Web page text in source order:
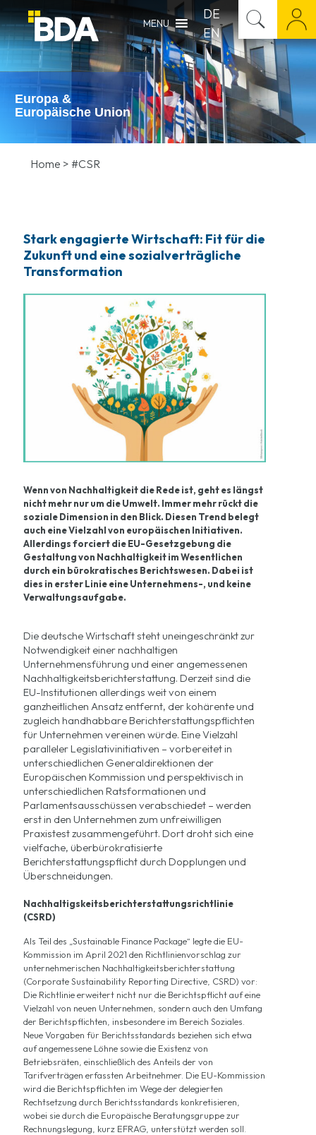
MENU
DE
EN
Europa &
Europäische Union
Home > #CSR
Stark engagierte Wirtschaft: Fit für die
Zukunft und eine sozialverträgliche
Transformation
Wenn von Nachhaltigkeit die Rede ist, geht es längst
nicht mehr nur um die Umwelt. Immer mehr rückt die
soziale Dimension in den Blick. Diesen Trend belegt
auch eine Vielzahl von europäischen Initiativen.
Allerdings forciert die EU-Gesetzgebung die
Gestaltung von Nachhaltigkeit im Wesentlichen
durch ein bürokratisches Berichtswesen. Dabei ist
dies in erster Linie eine Unternehmens-, und keine
Verwaltungsaufgabe.
Die deutsche Wirtschaft steht uneingeschränkt zur
Notwendigkeit einer nachhaltigen
Unternehmensführung und einer angemessenen
Nachhaltigkeitsberichterstattung. Derzeit sind die
EU-Institutionen allerdings weit von einem
ganzheitlichen Ansatz entfernt, derkohärente und
zugleich handhabbare Berichterstattungspflichten
für Unternehmen vereinen würde. Eine Vielzahl
paralleler Legislativinitiativen – vorbereitet in
unterschiedlichen Generaldirektionen der
Europäischen Kommission und perspektivisch in
unterschiedlichen Ratsformationen und
Parlamentsausschüssen verabschiedet – werden
erst in den Unternehmen zum unfreiwilligen
Praxistest zusammengeführt. Dort droht sich eine
vielfache, überbürokratisierte
Berichterstattungspflicht durch Dopplungen und
Überschneidungen.
Nachhaltigskeitsberichterstattungsrichtlinie
(CSRD)
Als Teil des „ Sustainable Finance Package“ legte die EU-
Kommission im April 2021 den Richtlinienvorschlag zur
unternehmerischen Nachhaltigkeitsberichterstattung
(Corporate Sustainability Reporting Directive, CSRD) vor:
Die Richtlinie erweitert nicht nur die Berichtspflicht auf eine
Vielzahl von neuen Unternehmen, sondern auch den Umfang
der Berichtspflichten, insbesondere im Bereich Soziales.
Neue Vorgaben für Berichtsstandards beziehen sich etwa
auf angemessene Löhne sowie die Existenz von
Betriebsräten, einschließlich des Anteils der von
Tarifverträgen erfassten Arbeitnehmer. Die EU-Kommission
wird die Berichtspflichten im Wege der delegierten
Rechtsetzung durch Berichtsstandards konkretisieren,
wobei sie durch die Europäische Beratungsgruppe zur
Rechnungslegung, kurz EFRAG , unterstützt werden soll.